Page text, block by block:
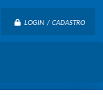
LOGIN / CADASTRO